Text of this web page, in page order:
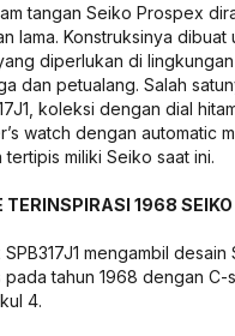
tangan Seiko Prospex
lama. Konstruksinya dibuat
diperlukan di
dan petualang. Salah
koleksi dengan dial
watch dengan automatic
tertipis miliki Seiko saat ini.
TERINSPIRASI 1968
mengambil
tahun 1968 dengan C-
4.